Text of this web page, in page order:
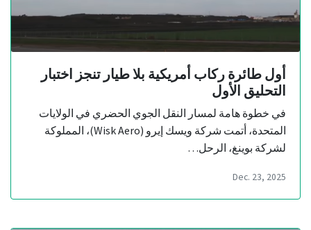
أول طائرة ركاب أمريكية بلا طيار تنجز اختبار
التحليق الأول
في خطوة هامة لمسار النقل الجوي الحضري في الولايات
المتحدة، أتمت شركة ويسك إيرو (Wisk Aero)، المملوكة
لشركة بوينغ، الرحل…
Dec. 23, 2025